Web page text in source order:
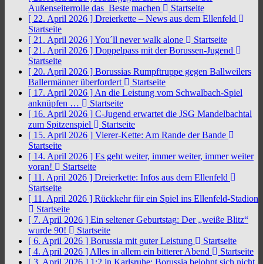
Außenseiterrolle das Beste machen
Startseite
[ 22. April 2026 ] Dreierkette – News aus dem Ellenfeld
Startseite
[ 21. April 2026 ]You´ll never walk alone
Startseite
[ 21. April 2026 ] Doppelpass mit der Borussen-Jugend
Startseite
[ 20. April 2026 ] Borussias Rumpftruppe gegen Ballweilers
Ballermänner überfordert
Startseite
[ 17. April 2026 ] An die Leistung vom Schwalbach-Spiel
anknüpfen …
Startseite
[ 16. April 2026 ] C-Jugend erwartet die JSG Mandelbachtal
zum Spitzenspiel
Startseite
[ 15. April 2026 ] Vierer-Kette: Am Rande der Bande
Startseite
[ 14. April 2026 ] Es geht weiter, immer weiter, immer weiter
voran!
Startseite
[ 11. April 2026 ] Dreierkette: Infos aus dem Ellenfeld
Startseite
[ 11. April 2026 ] Rückkehr für ein Spiel ins Ellenfeld-Stadion
Startseite
[ 7. April 2026 ] Ein seltener Geburtstag: Der „weiße Blitz“
wurde 90!
Startseite
[ 6. April 2026 ] Borussia mit guter Leistung
Startseite
[ 4. April 2026 ] Alles in allem ein bitterer Abend
Startseite
[ 3. April 2026 ] 1:2 in Karlsruhe: Borussia belohnt sich nicht